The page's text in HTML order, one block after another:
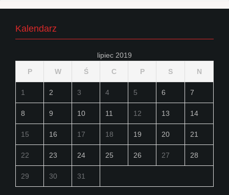
Kalendarz
lipiec 2019
P
W Ś C P S N
1 2 3 4 5 6 7
8 9 10 11 12 13 14
15 16 17 18 19 20 21
22 23 24 25 26 27 28
29 30 31